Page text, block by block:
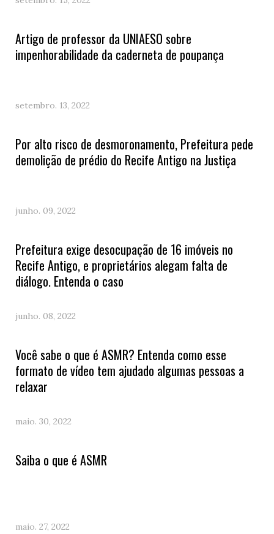
Artigo de professor da UNIAESO sobre
impenhorabilidade da caderneta de poupança
setembro. 13, 2022
Por alto risco de desmoronamento, Prefeitura pede
demolição de prédio do Recife Antigo na Justiça
junho. 09, 2022
Prefeitura exige desocupação de 16 imóveis no
Recife Antigo, e proprietários alegam falta de
diálogo. Entenda o caso
junho. 08, 2022
Você sabe o que é ASMR? Entenda como esse
formato de vídeo tem ajudado algumas pessoas a
relaxar
maio. 30, 2022
Saiba o que é ASMR
maio. 27, 2022